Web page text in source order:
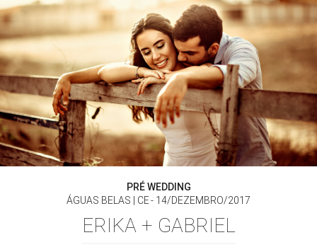
PRÉ WEDDING
ÁGUAS BELAS | CE
14/DEZEMBRO/2017
ERIKA + GABRIEL